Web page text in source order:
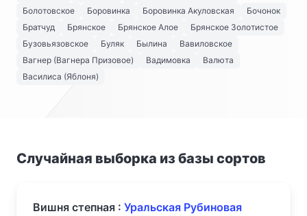
Болотовское
Боровинка Боровинка Акуловская
Бочонок
Братчуд
Брянское Брянское Алое
Брянское Золотистое
Бузовьязовское
Буляк Былина
Вавиловское
Вагнер (Вагнера Призовое)
Вадимовка
Валюта
Василиса (Яблоня)
Случайная выборка из базы сортов
Вишня степная : Уральская Рубиновая